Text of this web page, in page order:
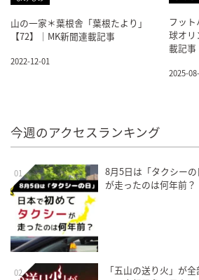
山の一家＊葉根舎「葉根たより」
【72】｜MK新聞連載記事
2022-12-01
フッ
球オリ
載記事
2025-
今週のアクセスランキング
01
8月5日は「タクシー
が走ったのは何年前？
02
「五山の送り火」が